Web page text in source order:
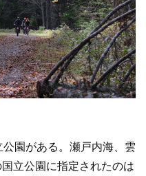
園がある。瀬戸内海、雲
立公園に指定されたのは